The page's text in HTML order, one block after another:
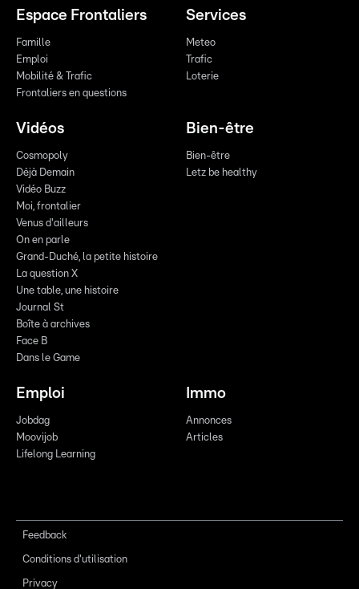
Espace Frontaliers
Famille
Emploi
Mobilité & Trafic
Frontaliers en questions
Services
Meteo
Trafic
Loterie
Vidéos
Cosmopoly
Déjà Demain
Vidéo Buzz
Moi, frontalier
Venus d'ailleurs
On en parle
Grand-Duché, la petite histoire
La question X
Une table, une histoire
Journal St
Boîte à archives
Face B
Dans le Game
Bien-être
Bien-être
Letz be healthy
Emploi
Jobdag
Moovijob
Lifelong Learning
Immo
Annonces
Articles
Feedback
Conditions d'utilisation
Privacy